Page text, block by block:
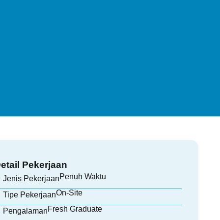
Pekerjaan
Jenis PekerjaanPenuh Waktu
Tipe PekerjaanOn-Site
PengalamanFresh Graduate